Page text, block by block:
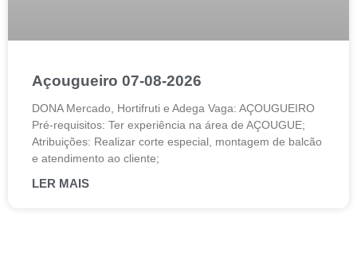
Açougueiro 07-08-2026
DONA Mercado, Hortifruti e Adega Vaga: AÇOUGUEIRO
Pré-requisitos: Ter experiência na área de AÇOUGUE;
Atribuições: Realizar corte especial, montagem de balcão
e atendimento ao cliente;
LER MAIS